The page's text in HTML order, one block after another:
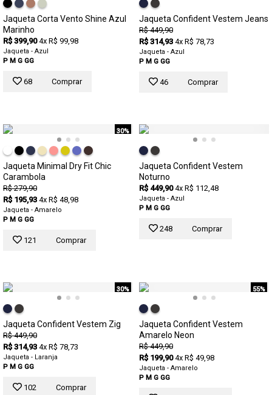
Jaqueta Corta Vento Shine Azul
Marinho
R$ 399,90 4x R$ 99,98
Jaqueta - Azul
P M G GG
68 Comprar
Jaqueta Confident Vestem Jeans
R$ 449,90
R$ 314,93 4x R$ 78,73
Jaqueta - Azul
P M G GG
46 Comprar
30%
Jaqueta Minimal Dry Fit Chic
Carambola
R$ 279,90
R$ 195,93 4x R$ 48,98
Jaqueta - Amarelo
P M G GG
121 Comprar
Jaqueta Confident Vestem
Noturno
R$ 449,90 4x R$ 112,48
Jaqueta - Azul
P M G GG
248 Comprar
30%
Jaqueta Confident Vestem Zig
R$ 449,90
R$ 314,93 4x R$ 78,73
Jaqueta - Laranja
P M G GG
102 Comprar
55%
Jaqueta Confident Vestem
Amarelo Neon
R$ 449,90
R$ 199,90 4x R$ 49,98
Jaqueta - Amarelo
P M G GG